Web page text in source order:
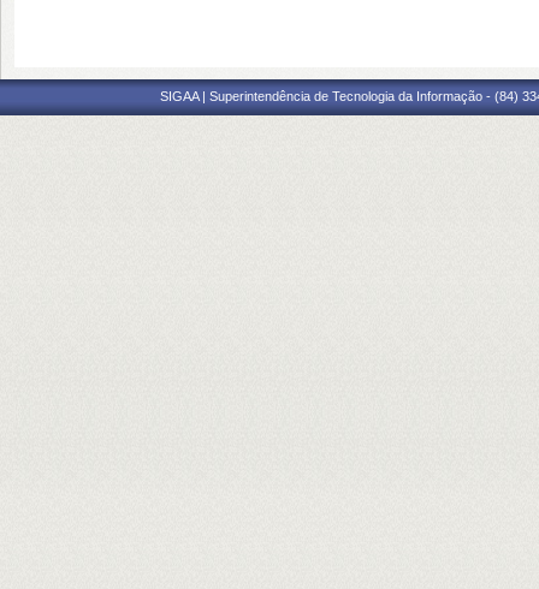
SIGAA | Superintendência de Tecnologia da Informação - (84)